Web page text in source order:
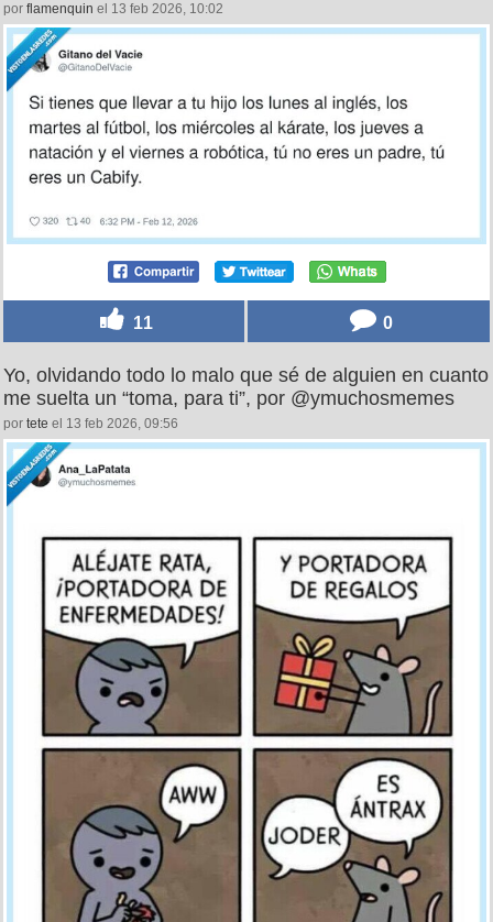
por flamenquin el 13 feb 2026, 10:02
11 0
Yo, olvidando todo lo malo que sé de alguien en cuanto
me suelta un “toma, para ti”, por @ymuchosmemes
por tete el 13 feb 2026, 09:56